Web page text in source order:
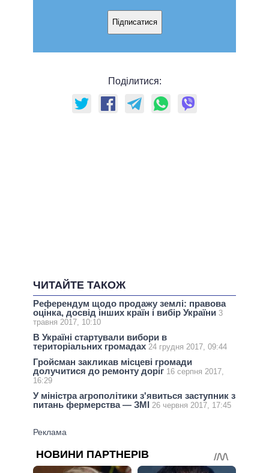
Підписатися
Поділитися:
ЧИТАЙТЕ ТАКОЖ
Референдум щодо продажу землі: правова
оцінка, досвід інших країн і вибір України 3
травня 2017, 10:10
В Україні стартували вибори в
територіальних громадах 24 грудня 2017, 09:44
Гройсман закликав місцеві громади
долучитися до ремонту доріг 16 серпня 2017,
16:29
У міністра агрополітики з'явиться заступник з
питань фермерства — ЗМІ 26 червня 2017, 17:45